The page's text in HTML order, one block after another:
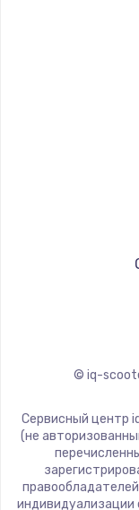
© iq-
Сервисный центр
(не
индивидуализации